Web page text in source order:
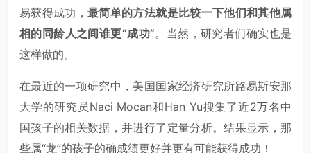
易获得成功，最简单的方法就是比较一下他们和其他属
相的同龄人之间谁更“成功”。当然，研究者们确实也是
这样做的。
在最近的一项研究中，美国国家经济研究所路易斯安那
大学的研究员Naci Mocan和Han Yu搜集了近2万名中
国孩子的相关数据，并进行了定量分析。结果显示，那
些属“龙”的孩子的确成绩更好并更有可能获得成功！